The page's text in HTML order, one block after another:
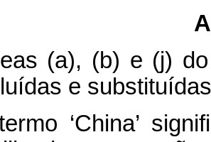
(a), (b) e (j)
e
‘China’